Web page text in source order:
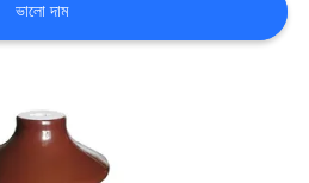
ভালো দাম